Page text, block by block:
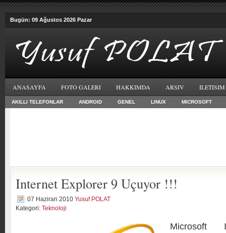
Bugün: 09 Ağustos 2026 Pazar
ANASAYFA FOTO GALERI HAKKIMDA ARSIV ILETISIM
AKILLI TELEFONLAR ANDROID GENEL LINUX MICROSOFT
Internet Explorer 9 Uçuyor !!!
07 Haziran 2010 Yusuf POLAT
Kategori: Teknoloji
Microsoft